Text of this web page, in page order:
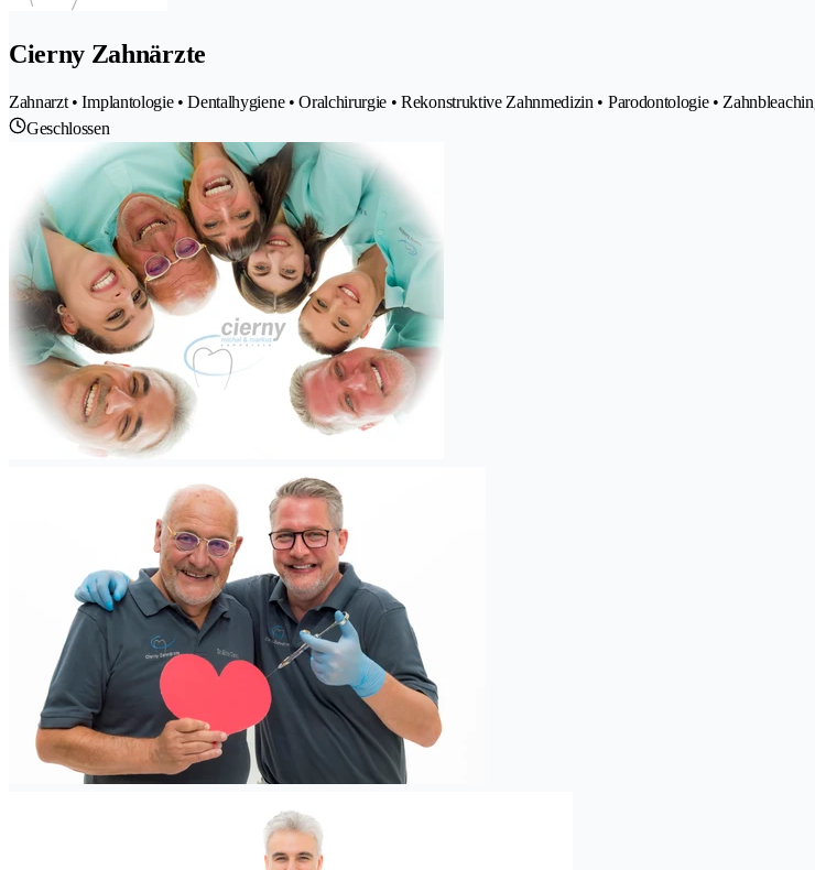
Cierny Zahnärzte
Zahnarzt • Implantologie • Dentalhygiene • Oralchirurgie • Rekonstruktive Zahnmedizin • Parodontologie •
Geschlossen